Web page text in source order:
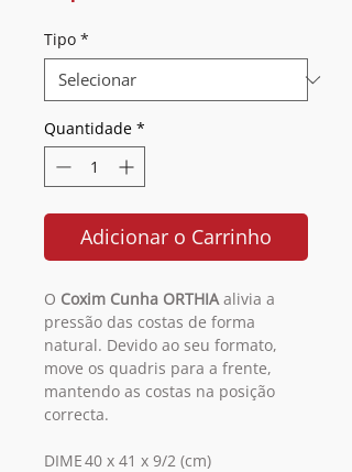
Tipo *
Quantidade *
Adicionar o Carrinho
O Coxim Cunha ORTHIAalivia a
pressão das costas de forma
natural. Devido ao seu formato,
move os quadris para a frente,
mantendo as costas na posição
correcta.
DIME40 x 41 x 9/2 (cm)